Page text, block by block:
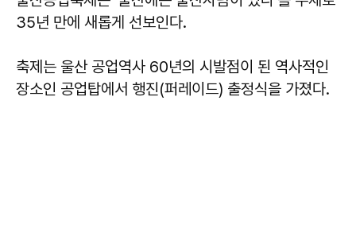
35년 만에 새롭게 선보인다.
축제는 울산 공업역사 60년의 시발점이 된 역사적인
장소인 공업탑에서 행진(퍼레이드) 출정식을 가졌다.